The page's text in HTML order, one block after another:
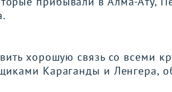
хорошую связь со всеми
Караганды и Ленгера,